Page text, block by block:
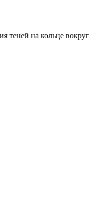
теней на кольце вокруг